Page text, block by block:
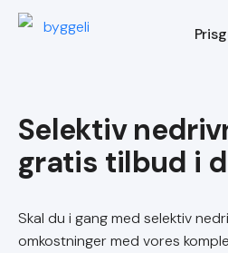
Selektiv
Skal du i gang med selektiv
omkostninger med vores